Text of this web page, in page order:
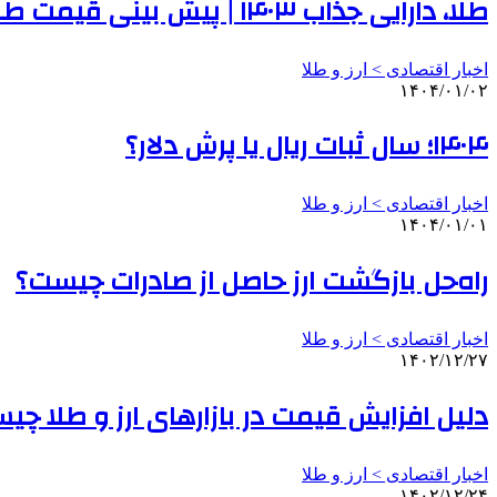
طلا، دارایی جذاب ۱۴۰۳ | پیش بینی قیمت طلا در سال جاری
اخبار اقتصادی > ارز و طلا
۱۴۰۴/۰۱/۰۲
۱۴۰۴؛ سال ثبات ریال یا پرش دلار؟
اخبار اقتصادی > ارز و طلا
۱۴۰۴/۰۱/۰۱
راه‌حل بازگشت ارز حاصل از صادرات چیست؟
اخبار اقتصادی > ارز و طلا
۱۴۰۲/۱۲/۲۷
دلیل افزایش قیمت‌ در بازارهای ارز و طلا
اخبار اقتصادی > ارز و طلا